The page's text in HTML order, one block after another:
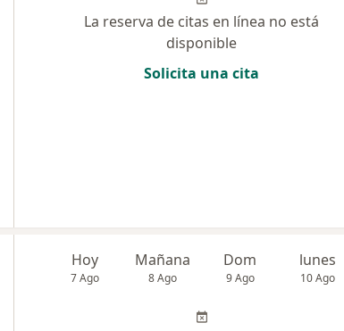
La reserva de citas en línea no está
disponible
Solicita una cita
Hoy
7 Ago
Mañana
8 Ago
Dom
9 Ago
lunes
10 Ago